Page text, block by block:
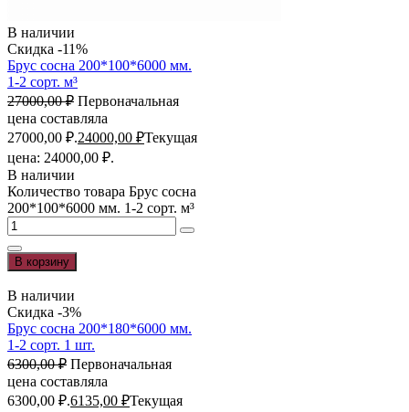
В наличии
Скидка -11%
Брус сосна 200*100*6000 мм.
1-2 сорт. м³
27000,00₽ Первоначальная
цена составляла
27000,00 ₽.24000,00 ₽Текущая
цена: 24000,00 ₽.
В наличии
Количество товара Брус сосна
200*100*6000 мм. 1-2 сорт. м³
В корзину
В наличии
Скидка -3%
Брус сосна 200*180*6000 мм.
1-2 сорт. 1 шт.
6300,00₽ Первоначальная
цена составляла
6300,00 ₽.6135,00 ₽Текущая